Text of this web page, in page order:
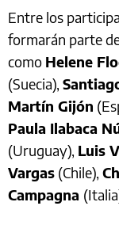
Entre los
formarán parte
como Helene
(Suecia),
Martín Gijón
Paula Ilabaca
(Uruguay), Luis
Vargas (Chile),
Campagna